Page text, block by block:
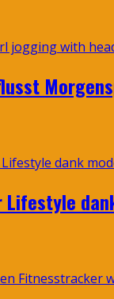
Lifestyle